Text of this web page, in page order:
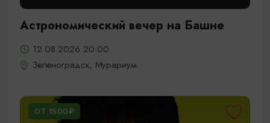
Астрономический вечер на Башне
12.08.2026 20:00
Зеленоградск, Мурариум
ОТ 1500₽